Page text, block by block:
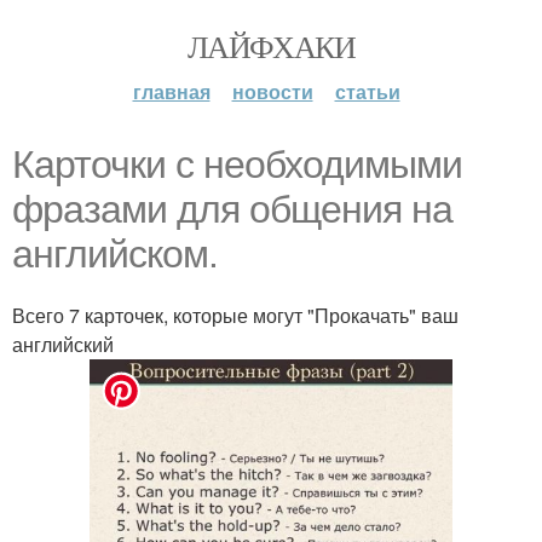
ЛАЙФХАКИ
главная новости статьи
Карточки с необходимыми
фразами для общения на
английском.
Всего 7 карточек, которые могут "Прокачать" ваш
английский